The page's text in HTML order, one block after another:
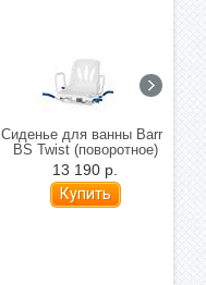
Сиденье для ванны Barry
BS Twist (поворотное)
13 190 р.